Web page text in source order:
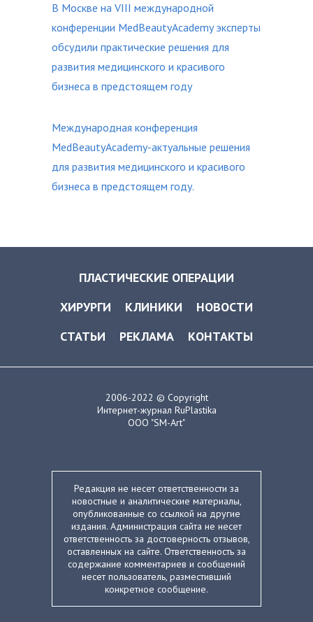
В Москве на VIII международной
конференции MedBeautyAcademy эксперты
обсудили практические решения для
развития медицинского и красивого
бизнеса в предстоящем году
Международная конференция
MedBeautyAcademy-актуальные решения
для развития медицинского и красивого
бизнеса в предстоящем году.
ПЛАСТИЧЕСКИЕ ОПЕРАЦИИ
ХИРУРГИ
КЛИНИКИ
НОВОСТИ
СТАТЬИ
РЕКЛАМА КОНТАКТЫ
2006-2022 © Copyright
Интернет-журнал RuPlastika
ООО "SM-Art"
Редакция не несет ответственности за
новостные и аналитические материалы,
опубликованные со ссылкой на другие
издания. Администрация сайта не несет
ответственность за достоверность отзывов,
оставленных на сайте. Ответственность за
содержание комментариев и сообщений
несет пользователь, разместивший
конкретное сообщение.